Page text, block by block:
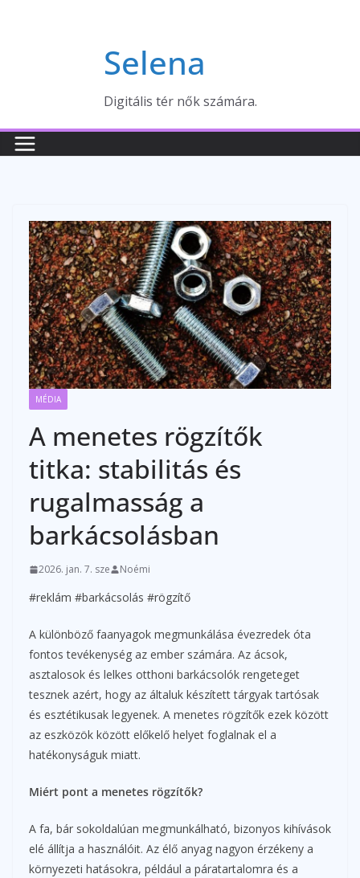
Selena
Digitális tér nők számára.
MÉDIA
A menetes rögzítők
titka: stabilitás és
rugalmasság a
barkácsolásban
2026. jan. 7. sze Noémi
#reklám #barkácsolás #rögzítő
A különböző faanyagok megmunkálása évezredek óta
fontos tevékenység az ember számára. Az ácsok,
asztalosok és lelkes otthoni barkácsolók rengeteget
tesznek azért, hogy az általuk készített tárgyak tartósak
és esztétikusak legyenek. A menetes rögzítők ezek között
az eszközök között előkelő helyet foglalnak el a
hatékonyságuk miatt.
Miért pont a menetes rögzítők?
A fa, bár sokoldalúan megmunkálható, bizonyos kihívások
elé állítja a használóit. Az élő anyag nagyon érzékeny a
környezeti hatásokra, például a páratartalomra és a